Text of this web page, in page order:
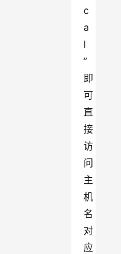
c
a
l
”
即
可
直
接
访
问
主
机
名
对
应